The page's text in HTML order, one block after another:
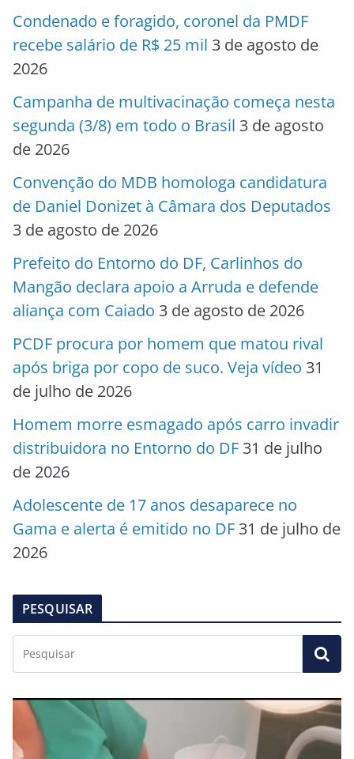
Condenado e foragido, coronel da PMDF
recebe salário de R$ 25 mil 3 de agosto de
2026
Campanha de multivacinação começa nesta
segunda (3/8) em todo o Brasil 3 de agosto
de 2026
Convenção do MDB homologa candidatura
de Daniel Donizet à Câmara dos Deputados
3 de agosto de 2026
Prefeito do Entorno do DF, Carlinhos do
Mangão declara apoio a Arruda e defende
aliança com Caiado 3 de agosto de 2026
PCDF procura por homem que matou rival
após briga por copo de suco. Veja vídeo 31
de julho de 2026
Homem morre esmagado após carro invadir
distribuidora no Entorno do DF 31 de julho
de 2026
Adolescente de 17 anos desaparece no
Gama e alerta é emitido no DF 31 de julho de
2026
PESQUISAR